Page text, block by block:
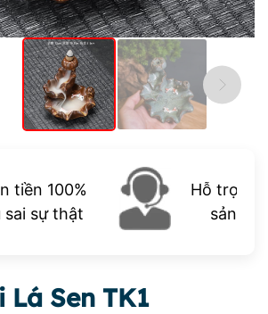
tiền 100%
sai sự thật
Hỗ trợ
sản
Lá Sen TK1